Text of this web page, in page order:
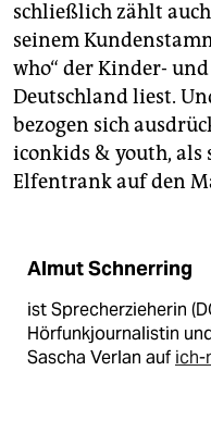
schließlich zählt
seinem
who“ der Kinder-
Deutschland liest.
bezogen sich
iconkids & youth, als
Elfentrank auf den
Almut Schnerring
ist Sprecherzieherin
Hörfunkjournalistin
Sascha Verlan auf ich-